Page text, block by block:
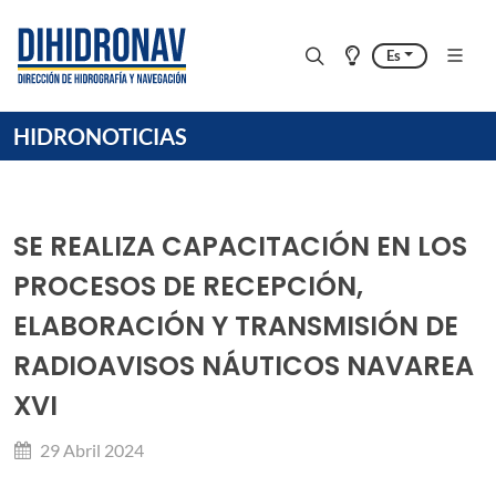
Es
HIDRONOTICIAS
SE REALIZA CAPACITACIÓN EN LOS
PROCESOS DE RECEPCIÓN,
ELABORACIÓN Y TRANSMISIÓN DE
RADIOAVISOS NÁUTICOS NAVAREA
XVI
29 Abril 2024